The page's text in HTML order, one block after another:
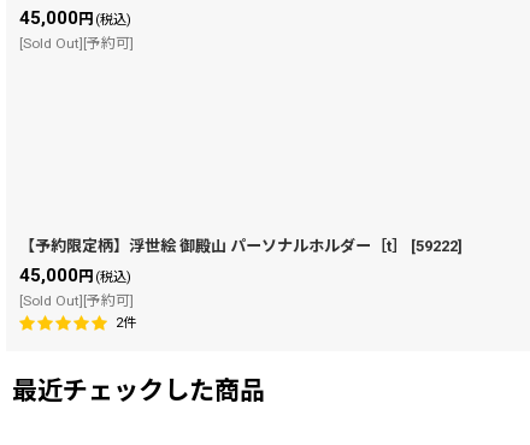
45,000円 (税込)
[Sold Out][予約可]
【予約限定柄】浮世絵 御殿山 パーソナルホルダー［t］ [59222]
45,000円 (税込)
[Sold Out][予約可]
2件
最近チェックした商品